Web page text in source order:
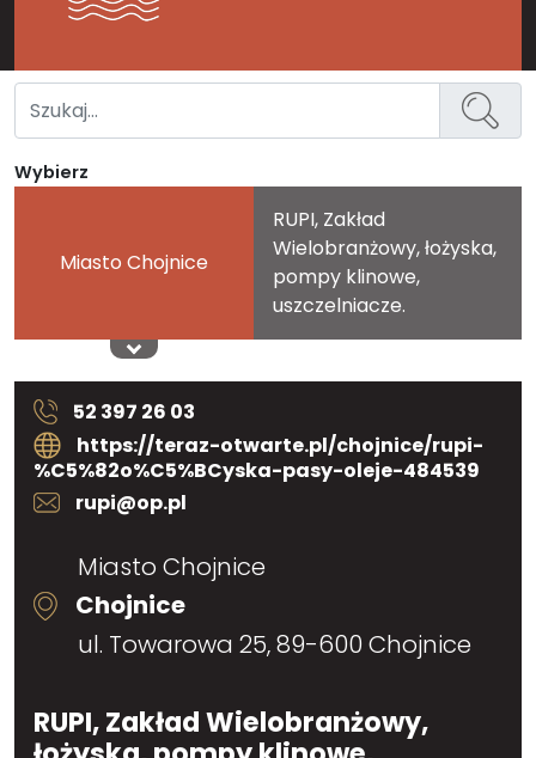
Wybierz
Miasto Chojnice
RUPI, Zakład
Wielobranżowy, łożyska,
pompy klinowe,
uszczelniacze.
52 397 26 03
https://teraz-otwarte.pl/chojnice/rupi-
%C5%82o%C5%BCyska-pasy-oleje-484539
rupi@op.pl
Miasto Chojnice
Chojnice
ul. Towarowa 25, 89-600 Chojnice
RUPI, Zakład Wielobranżowy,